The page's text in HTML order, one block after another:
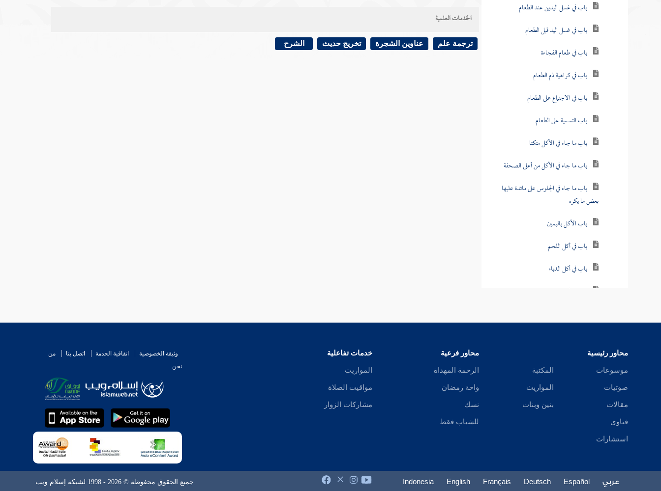
باب في غسل اليدين عند الطعام
باب في غسل اليد قبل الطعام
باب في طعام الفجاءة
باب في كراهية ذم الطعام
باب في الاجتماع على الطعام
باب التسمية على الطعام
باب ما جاء في الأكل متكئا
باب ما جاء في الأكل من أعلى الصحفة
باب ما جاء في الجلوس على مائدة عليها
بعض ما يكره
باب الأكل باليمين
باب في أكل اللحم
باب في أكل الدباء
باب في أكل الثريد
باب في أكل الأرنب
باب في أكل الضب
باب ما لم يذكر تحريمه
الخدمات العلمية
ترجمة علم عناوين الشجرة تخريج حديث الشرح
محاور رئيسية
موسوعات
صوتيات
مقالات
فتاوى
استشارات
المكتبة
المواريث
بنين وبنات
محاور فرعية
الرحمة المهداة
واحة رمضان
نسك
للشباب فقط
خدمات تفاعلية
المواريث
مواقيت الصلاة
مشاركات الزوار
وثيقة الخصوصية اتفاقية الخدمة اتصل بنا
من
نحن
عربي Español
Deutsch
Français
English
Indonesia جميع الحقوق محفوظة © 2026 - 1998 لشبكة إسلام ويب